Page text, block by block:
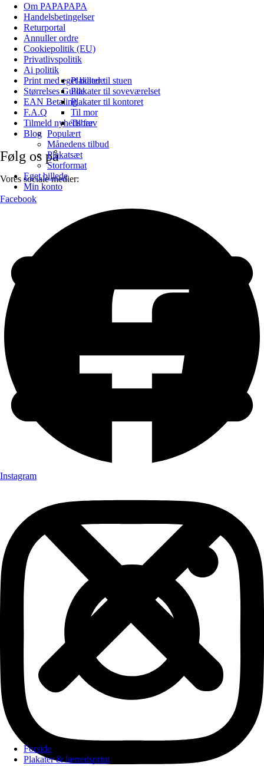
Plakater til stuen
Plakater til soveværelset
Plakater til kontoret
Til mor
Til far
Populært
Månedens tilbud
Plakatsæt
Storformat
Eget billede
Min konto
Forside
Plakater & lærredsprint
Om PAPAPAPA
Handelsbetingelser
Returportal
Annuller ordre
Cookiepolitik (EU)
Privatlivspolitik
Ai politik
Print med eget billede
Størrelses Guide
EAN Betaling
F.A.Q
Tilmeld nyhedsbrev
Blog
Følg os på
Vores sociale medier:
Facebook
Instagram